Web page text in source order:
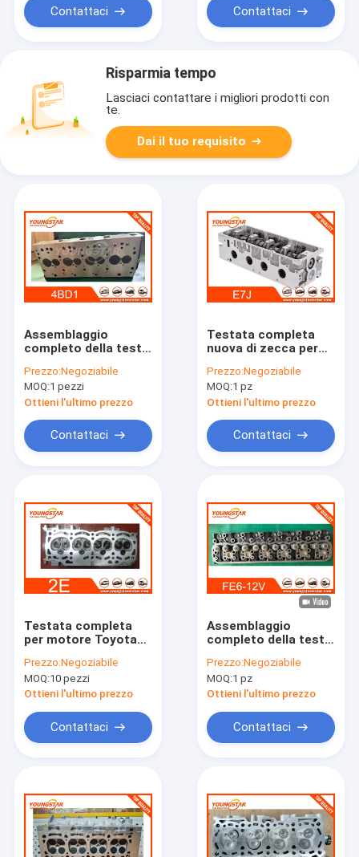
Prodotti
Video
Contattaci Contattaci
Risparmia tempo
Lasciaci contattare i migliori prodotti con
te.
Dai il tuo requisito
Assemblaggio
completo della testa
motore Isuzu 4BE1
4BD1 Con 60000 Km
di garanzia e
consegna veloce
Prezzo:Negoziabile
MOQ:1 pezzi
Ottieni l'ultimo prezzo
Contattaci
Testata completa
nuova di zecca per
60000 Km
Prezzo:Negoziabile
MOQ:1 pz
Ottieni l'ultimo prezzo
Contattaci
Testata completa
per motore Toyota
19156
Prezzo:Negoziabile
MOQ:10 pezzi
Ottieni l'ultimo prezzo
Contattaci
Assemblaggio
completo della testa
Nissan FE6-12V con
60000 Kms di
garanzia e pacchetto
Prezzo:Negoziabile
MOQ:1 pz
Ottieni l'ultimo prezzo
Contattaci